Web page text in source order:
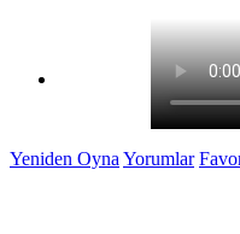
Ayıcık
Yeniden Oyna Yorumlar